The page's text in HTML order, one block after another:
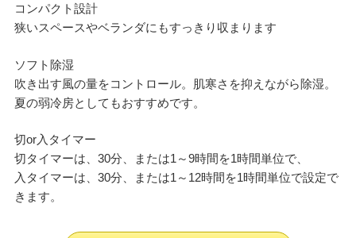
コンパクト設計
狭いスペースやベランダにもすっきり収まります
ソフト除湿
吹き出す風の量をコントロール。肌寒さを抑えながら除湿。
夏の弱冷房としてもおすすめです。
切or入タイマー
切タイマーは、30分、または1～9時間を1時間単位で、
入タイマーは、30分、または1～12時間を1時間単位で設定で
きます。